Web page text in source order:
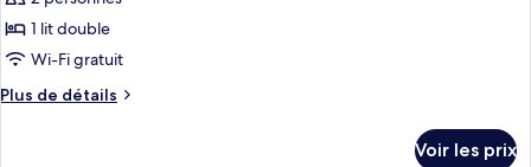
ce
type
chambre :
1 lit double
Wi-Fi gratuit
Plus de détails
Plus
Voir les prix